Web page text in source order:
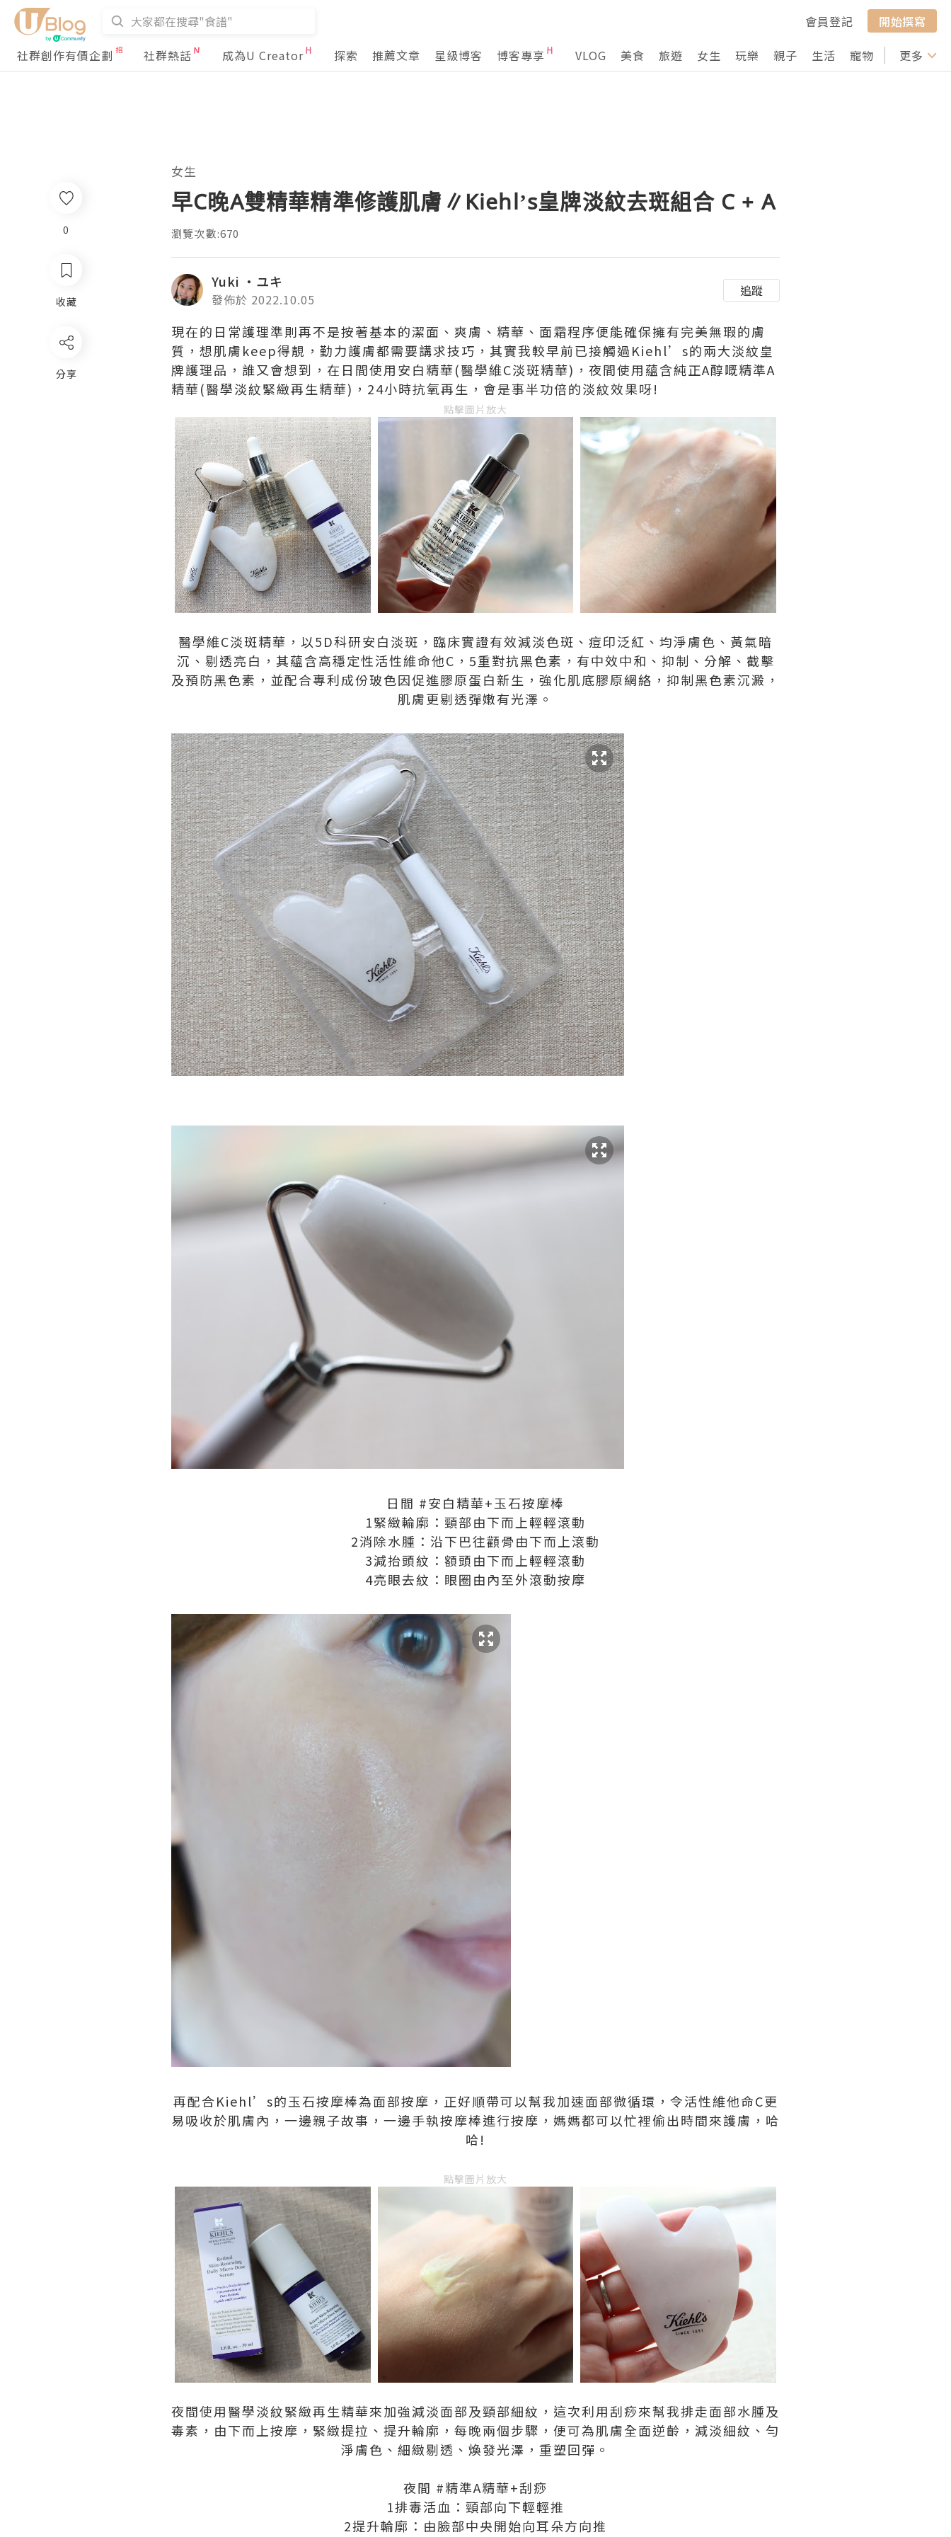
會員登記
開始撰寫
社群創作有價企劃
社群熱話 成為U Creator 探索 推薦文章 星級博客 博客專享 VLOG 美食 旅遊 女生 玩樂 親子 生活 寵物 行山 打卡
更多
0
收藏
分享
女生
早C晚A雙精華精準修護肌膚∥Kiehl’s皇牌淡紋去斑組合 C + A
瀏覽次數:670
Yuki ‧ユキ
發佈於 2022.10.05
追蹤
現在的日常護理準則再不是按著基本的潔面、爽膚、精華、面霜程序便能確保擁有完美無瑕的膚
質，想肌膚keep得靚，勤力護膚都需要講求技巧，其實我較早前已接觸過Kiehl’s的兩大淡紋皇
牌護理品，誰又會想到，在日間使用安白精華(醫學維C淡斑精華)，夜間使用蘊含純正A醇嘅精準A
精華(醫學淡紋緊緻再生精華)，24小時抗氧再生，會是事半功倍的淡紋效果呀!
點擊圖片放大
醫學維C淡斑精華，以5D科研安白淡斑，臨床實證有效減淡色斑、痘印泛紅、均淨膚色、黃氣暗
沉、剔透亮白，其蘊含高穩定性活性維命他C，5重對抗黑色素，有中效中和、抑制、分解、截擊
及預防黑色素，並配合專利成份玻色因促進膠原蛋白新生，強化肌底膠原網絡，抑制黑色素沉澱，
肌膚更剔透彈嫩有光澤。
日間 #安白精華+玉石按摩棒
1️緊緻輪廓：頸部由下而上輕輕滾動
2️消除水腫：沿下巴往顴骨由下而上滾動
3️減抬頭紋：額頭由下而上輕輕滾動
4️亮眼去紋：眼圈由內至外滾動按摩
再配合Kiehl’s的玉石按摩棒為面部按摩，正好順帶可以幫我加速面部微循環，令活性維他命C更
易吸收於肌膚內，一邊親子故事，一邊手執按摩棒進行按摩，媽媽都可以忙裡偷出時間來護膚，哈
哈!
點擊圖片放大
夜間使用醫學淡紋緊緻再生精華來加強減淡面部及頸部細紋，這次利用刮痧來幫我排走面部水腫及
毒素，由下而上按摩，緊緻提拉、提升輪廓，每晚兩個步驟，便可為肌膚全面逆齡，減淡細紋、勻
淨膚色、細緻剔透、煥發光澤，重塑回彈。
夜間 #精準A精華+刮痧
1️排毒活血：頸部向下輕輕推
2️提升輪廓：由臉部中央開始向耳朵方向推